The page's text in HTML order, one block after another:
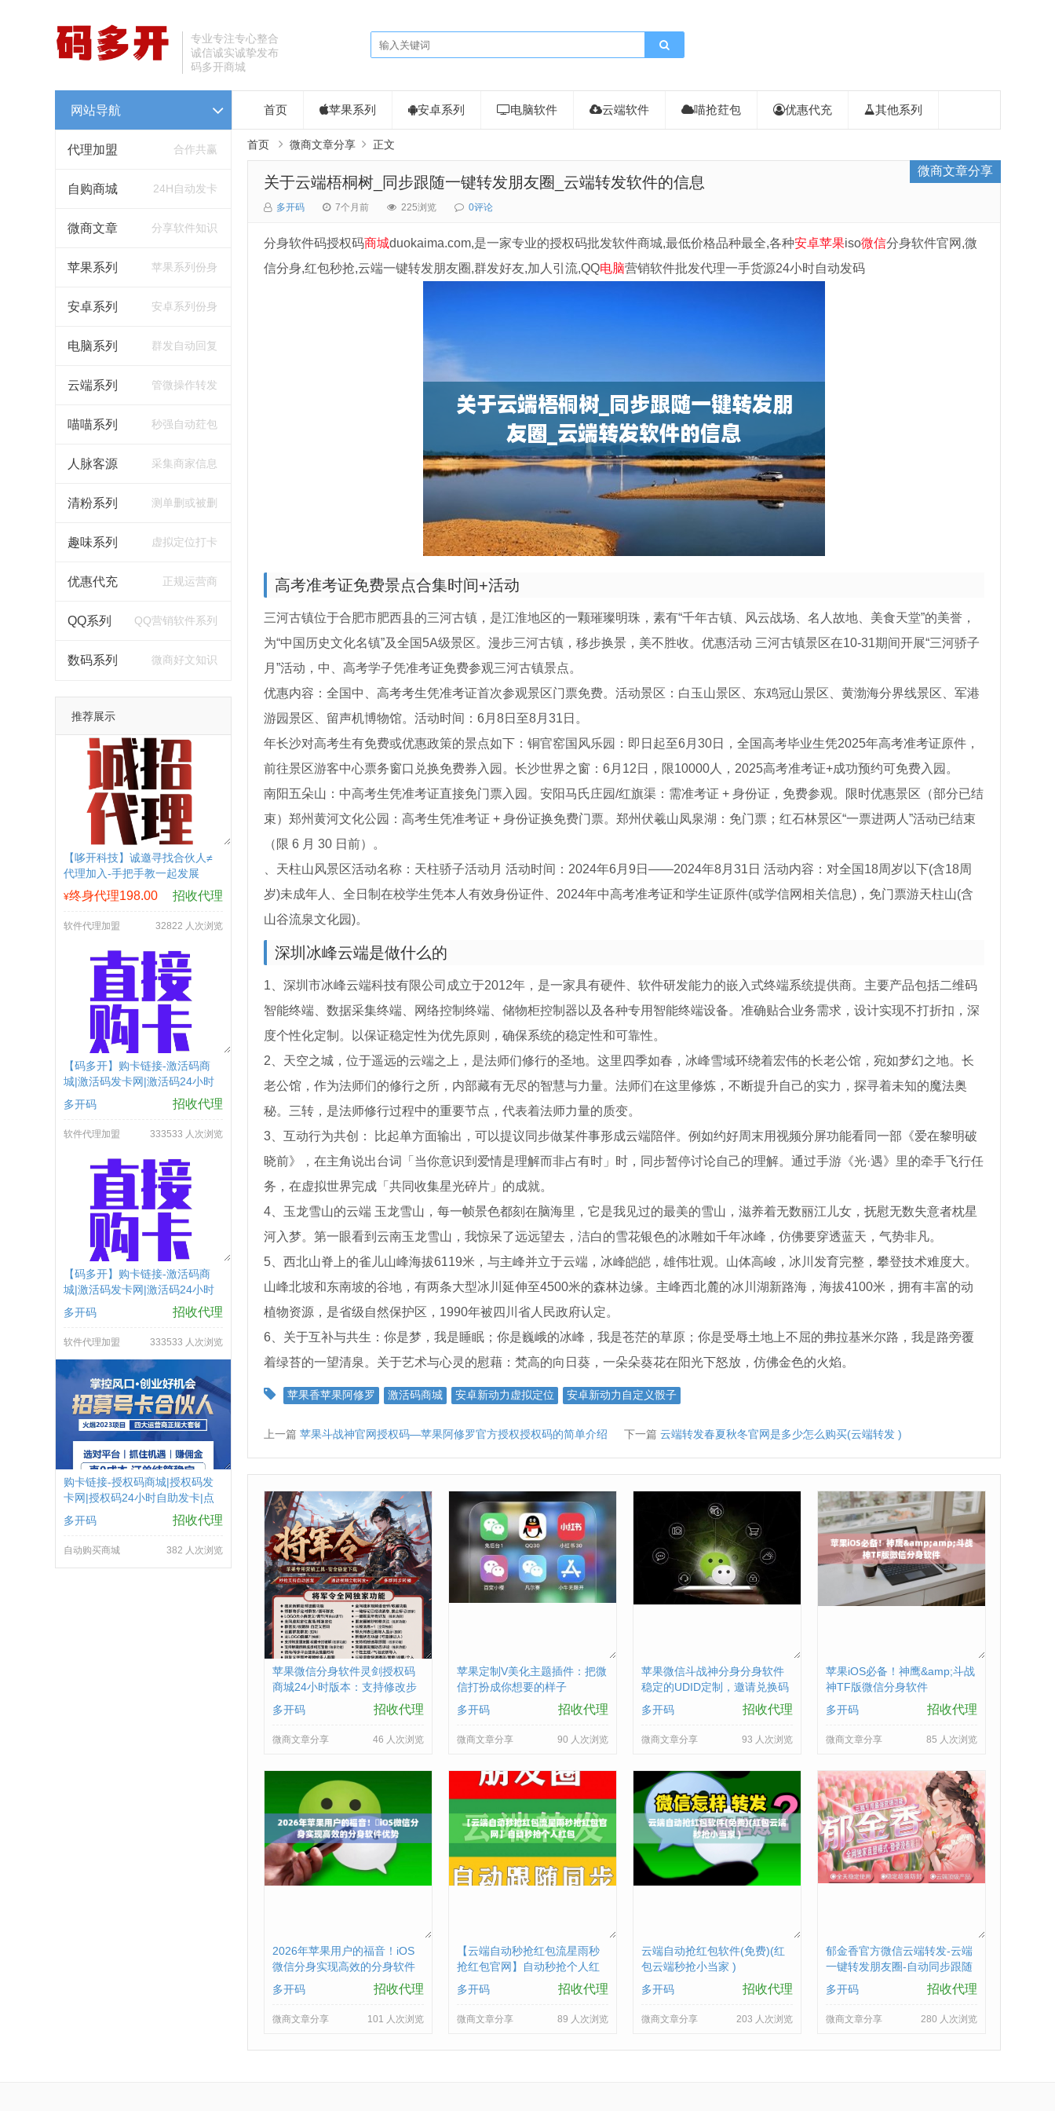
专业专注专心整合
诚信诚实诚挚发布
码多开商城
网站导航
代理加盟 合作共赢
自购商城 24H自动发卡
微商文章 分享软件知识
苹果系列 苹果系列份身
安卓系列 安卓系列份身
电脑系列 群发自动回复
云端系列 管微操作转发
喵喵系列 秒强自动荭包
人脉客源 采集商家信息
清粉系列 测单删或被删
趣味系列 虚拟定位打卡
优惠代充 正规运营商
QQ系列 QQ营销软件系列
数码系列 微商好文知识
推荐展示
【哆开科技】诚邀寻找合伙人≠
代理加入-手把手教一起发展
¥终身代理198.00 招收代理
软件代理加盟 32822 人次浏览
【码多开】购卡链接-激活码商
城|激活码发卡网|激活码24小时
自助发卡|点击进入
多开码 招收代理
软件代理加盟 333533 人次浏览
【码多开】购卡链接-激活码商
城|激活码发卡网|激活码24小时
自助发卡|点击进入
多开码 招收代理
软件代理加盟 333533 人次浏览
购卡链接-授权码商城|授权码发
卡网|授权码24小时自助发卡|点
击进入
多开码 招收代理
自动购买商城 382 人次浏览
首页 苹果系列 安卓系列 电脑软件 云端软件 喵抢荭包 优惠代充 其他系列
首页 微商文章分享 正文
关于云端梧桐树_同步跟随一键转发朋友圈_云端转发软件的信息
微商文章分享
多开码 7个月前 225浏览 0评论
分身软件码授权码商城duokaima.com,是一家专业的授权码批发软件商城,最低价格品种最全,各种安卓苹果iso微信分身软件官网,微
信分身,红包秒抢,云端一键转发朋友圈,群发好友,加人引流,QQ电脑营销软件批发代理一手货源24小时自动发码
高考准考证免费景点合集时间+活动
三河古镇位于合肥市肥西县的三河古镇，是江淮地区的一颗璀璨明珠，素有“千年古镇、风云战场、名人故地、美食天堂”的美誉，
为“中国历史文化名镇”及全国5A级景区。漫步三河古镇，移步换景，美不胜收。优惠活动 三河古镇景区在10-31期间开展“三河骄子
月”活动，中、高考学子凭准考证免费参观三河古镇景点。
优惠内容：全国中、高考考生凭准考证首次参观景区门票免费。活动景区：白玉山景区、东鸡冠山景区、黄渤海分界线景区、军港
游园景区、留声机博物馆。活动时间：6月8日至8月31日。
年长沙对高考生有免费或优惠政策的景点如下：铜官窑国风乐园：即日起至6月30日，全国高考毕业生凭2025年高考准考证原件，
前往景区游客中心票务窗口兑换免费券入园。长沙世界之窗：6月12日，限10000人，2025高考准考证+成功预约可免费入园。
南阳五朵山：中高考生凭准考证直接免门票入园。安阳马氏庄园/红旗渠：需准考证 + 身份证，免费参观。限时优惠景区（部分已结
束）郑州黄河文化公园：高考生凭准考证 + 身份证换免费门票。郑州伏羲山凤泉湖：免门票；红石林景区“一票进两人”活动已结束
（限 6 月 30 日前）。
、天柱山风景区活动名称：天柱骄子活动月 活动时间：2024年6月9日——2024年8月31日 活动内容：对全国18周岁以下(含18周
岁)未成年人、全日制在校学生凭本人有效身份证件、2024年中高考准考证和学生证原件(或学信网相关信息)，免门票游天柱山(含
山谷流泉文化园)。
深圳冰峰云端是做什么的
1、深圳市冰峰云端科技有限公司成立于2012年，是一家具有硬件、软件研发能力的嵌入式终端系统提供商。主要产品包括二维码
智能终端、数据采集终端、网络控制终端、储物柜控制器以及各种专用智能终端设备。准确贴合业务需求，设计实现不打折扣，深
度个性化定制。以保证稳定性为优先原则，确保系统的稳定性和可靠性。
2、天空之城，位于遥远的云端之上，是法师们修行的圣地。这里四季如春，冰峰雪域环绕着宏伟的长老公馆，宛如梦幻之地。长
老公馆，作为法师们的修行之所，内部藏有无尽的智慧与力量。法师们在这里修炼，不断提升自己的实力，探寻着未知的魔法奥
秘。三转，是法师修行过程中的重要节点，代表着法师力量的质变。
3、互动行为共创： 比起单方面输出，可以提议同步做某件事形成云端陪伴。例如约好周末用视频分屏功能看同一部《爱在黎明破
晓前》，在主角说出台词「当你意识到爱情是理解而非占有时」时，同步暂停讨论自己的理解。通过手游《光·遇》里的牵手飞行任
务，在虚拟世界完成「共同收集星光碎片」的成就。
4、玉龙雪山的云端 玉龙雪山，每一帧景色都刻在脑海里，它是我见过的最美的雪山，滋养着无数丽江儿女，抚慰无数失意者枕星
河入梦。第一眼看到云南玉龙雪山，我惊呆了远远望去，洁白的雪花银色的冰雕如千年冰峰，仿佛要穿透蓝天，气势非凡。
5、西北山脊上的雀儿山峰海拔6119米，与主峰并立于云端，冰峰皑皑，雄伟壮观。山体高峻，冰川发育完整，攀登技术难度大。
山峰北坡和东南坡的谷地，有两条大型冰川延伸至4500米的森林边缘。主峰西北麓的冰川湖新路海，海拔4100米，拥有丰富的动
植物资源，是省级自然保护区，1990年被四川省人民政府认定。
6、关于互补与共生：你是梦，我是睡眠；你是巍峨的冰峰，我是苍茫的草原；你是受辱土地上不屈的弗拉基米尔路，我是路旁覆
着绿苔的一望清泉。关于艺术与心灵的慰藉：梵高的向日葵，一朵朵葵花在阳光下怒放，仿佛金色的火焰。
苹果香苹果阿修罗 激活码商城 安卓新动力虚拟定位 安卓新动力自定义骰子
上一篇 苹果斗战神官网授权码—苹果阿修罗官方授权授权码的简单介绍 下一篇 云端转发春夏秋冬官网是多少怎么购买(云端转发 )
苹果微信分身软件灵剑授权码
商城24小时版本：支持修改步
数-朋友圈发1小时视频
多开码 招收代理
微商文章分享 46 人次浏览
苹果定制V美化主题插件：把微
信打扮成你想要的样子
多开码
招收代理
微商文章分享 90 人次浏览
苹果微信斗战神分身分身软件
稳定的UDID定制，邀请兑换码
购买
多开码 招收代理
微商文章分享 93 人次浏览
苹果iOS必备！神鹰&amp;斗战
神TF版微信分身软件
多开码
招收代理
微商文章分享 85 人次浏览
2026年苹果用户的福音！​iOS
微信分身实现高效的分身软件
优势
多开码 招收代理
微商文章分享 101 人次浏览
【云端自动秒抢红包流星雨秒
抢红包官网】自动秒抢个人红
包
多开码 招收代理
微商文章分享 89 人次浏览
云端自动抢红包软件(免费)(红
包云端秒抢小当家 )
多开码
招收代理
微商文章分享 203 人次浏览
郁金香官方微信云端转发-云端
一键转发朋友圈-自动同步跟随
转发朋友圈软件yun
多开码 招收代理
微商文章分享 280 人次浏览